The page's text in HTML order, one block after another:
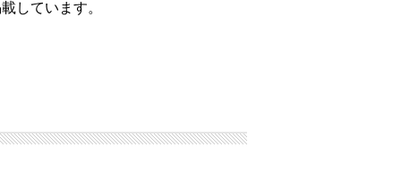
しています。